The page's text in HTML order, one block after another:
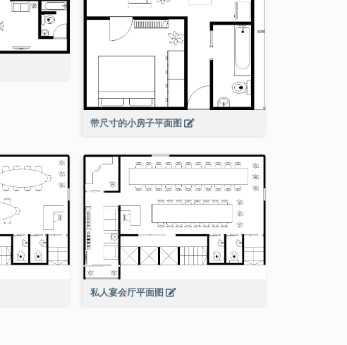
带尺寸的小房子平面图
私人宴会厅平面图